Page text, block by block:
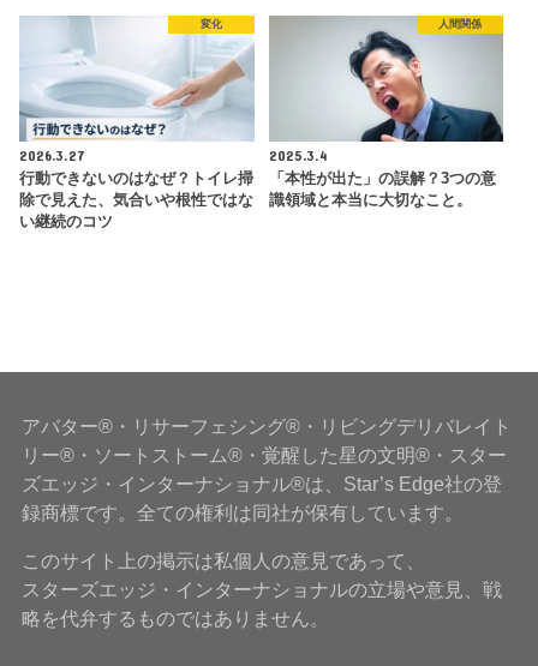
変化
2026.3.27
行動できないのはなぜ？トイレ掃
除で見えた、気合いや根性ではな
い継続のコツ
人間関係
2025.3.4
「本性が出た」の誤解？3つの意
識領域と本当に大切なこと。
アバター®・リサーフェシング®・リビングデリバレイト
リー®・ソートストーム®・覚醒した星の文明®・スター
ズエッジ・インターナショナル®は、Star’s Edge社の登
録商標です。全ての権利は同社が保有しています。
このサイト上の掲示は私個人の意見であって、
スターズエッジ・インターナショナルの立場や意見、戦
略を代弁するものではありません。